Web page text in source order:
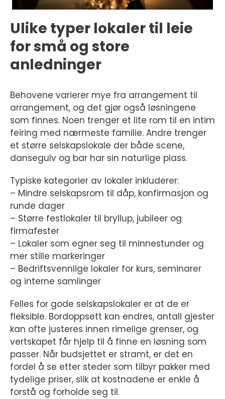
Ulike typer lokaler til leie
for små og store
anledninger
Behovene varierer mye fra arrangement til
arrangement, og det gjør også løsningene
som finnes. Noen trenger et lite rom til en intim
feiring med nærmeste familie. Andre trenger
et større selskapslokale der både scene,
dansegulv og bar har sin naturlige plass.
Typiske kategorier av lokaler inkluderer:
– Mindre selskapsrom til dåp, konfirmasjon og
runde dager
– Større festlokaler til bryllup, jubileer og
firmafester
– Lokaler som egner seg til minnestunder og
mer stille markeringer
– Bedriftsvennlige lokaler for kurs, seminarer
og interne samlinger
Felles for gode selskapslokaler er at de er
fleksible. Bordoppsett kan endres, antall gjester
kan ofte justeres innen rimelige grenser, og
vertskapet får hjelp til å finne en løsning som
passer. Når budsjettet er stramt, er det en
fordel å se etter steder som tilbyr pakker med
tydelige priser, slik at kostnadene er enkle å
forstå og forholde seg til.